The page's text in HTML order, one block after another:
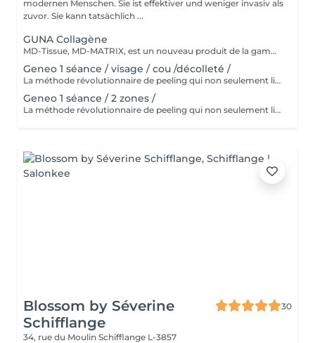
modernen Menschen. Sie ist effektiver und weniger invasiv als
zuvor. Sie kann tatsächlich ...
GUNA Collagène
MD-Tissue, MD-MATRIX, est un nouveau produit de la gamme des dispositifs médicaux recommandés aussi bien pour les femmes que pour les hommes. Le collagène contenu dans le produit hydrate intensément les peaux matures et réduit l'apparence des rides et autres signes du vieillissement cutané (y compris le photovieillissement). La préparation peut être injectée directement dans des zones spécifiques de la peau pour remodeler mécaniquement les tissus et lisser les rides. La préparation a été enrichie d'ingrédients actifs supplémentaires tels que l'acide ascorbique (vitamine C), le magnésium, le chlorhydrate de pyridoxine (vitamine B6), la riboflavine (vitamine B2), la thiamine (vitamine B1). MD-Tissue peut être utilisé seul, ainsi que comme support pour d'autres préparations utilisées en médecine esthétique, comme l'acide hyaluronique ou le botox. Application: - effet anti-âge, - réduction des effets du photovieillissement, - correction des rides, - raffermissant, - Stärkt das extrazelluläre Matrixgewebe,
Geneo 1 séance / visage / cou /décolleté /
La méthode révolutionnaire de peeling qui non seulement libère la peau des couches de cellules mortes, mais en même temps la soigne intensément avec des ingrédients actifs et peut provoquer une oxygénation des tissus ! L'association d'un peeling intensif, d'un raffermissant, d'un massage radiofréquence profondément régénérant et d'un massage vibratoire ! Effet immédiat sans temps d'arrêt : le traitement idéal avant les grandes occasions
Geneo 1 séance / 2 zones /
La méthode révolutionnaire de peeling qui non seulement libère la peau des couches de cellules mortes, mais en même temps la soigne intensément avec des ingrédients actifs et peut provoquer une oxygénation des tissus ! L'association d'un peeling intensif, d'un raffermissant, d'un massage radiofréquence profondément régénérant et d'un massage vibratoire ! Effet immédiat sans temps d'arrêt : le traitement idéal avant les grandes occasions.
Blossom by Séverine
Schifflange
30
34, rue du Moulin Schifflange L-3857